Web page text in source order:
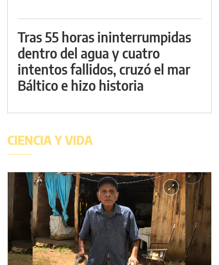
Tras 55 horas ininterrumpidas
dentro del agua y cuatro
intentos fallidos, cruzó el mar
Báltico e hizo historia
CIENCIA Y VIDA